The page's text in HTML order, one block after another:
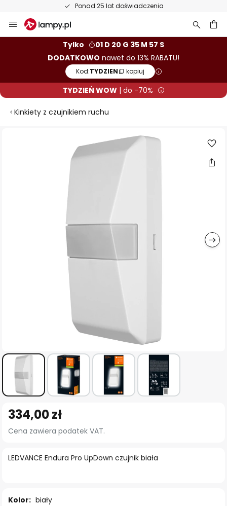
Ponad 25 lat doświadczenia
Przejdź
do
Tylko
01 D 20 G 35 M 56 S
DODATKOWO nawet do 13% RABATU!
Kod:TYDZIEN kopiuj
TYDZIEŃ WOW| do -70%
Kinkiety z czujnikiem ruchu
na
początek
LEDVANCE Endura Pro UpDown czujnik biała
334,00 zł
Cena zawiera podatek VAT.
Kolor: biały